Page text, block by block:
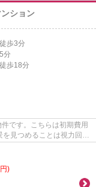
ション
歩3分
分
歩18分
です。こちらは初期費用
見つめることは視力回復
)